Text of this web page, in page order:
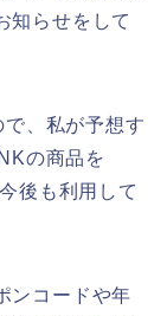
知らせをして
、私が予想す
の商品を
後も利用して
ンコードや年